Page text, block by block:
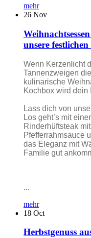
mehr
26 Nov
unsere festlichen
Wenn Kerzenlicht
Tannenzweigen
kulinarische
Kochbox wird dein
Lass dich von
Los geht’s mit
Rinderhüftsteak
Pfefferrahmsauce
das Eleganz mit
Familie gut
...
mehr
18 Oct
Herbstgenuss